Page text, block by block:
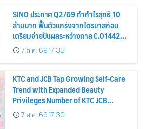
SINO ประกาศ Q2/69 ทำกำไรสุทธิ 10
ล้านบาท ฟื้นตัวแกร่งจากไตรมาสก่อน
เตรียมจ่ายปันผลระหว่างกาล 0.014423
บาทต่อหุ้น ครึ่งปีหลังมุ่งเติบโตต่อเนื่อง
7 ส.ค. 69 17:33
KTC and JCB Tap Growing Self-Care
Trend with Expanded Beauty
Privileges Number of KTC JCB
Cardmembers Spending on
Cosmetics Rises 26%
7 ส.ค. 69 17:30